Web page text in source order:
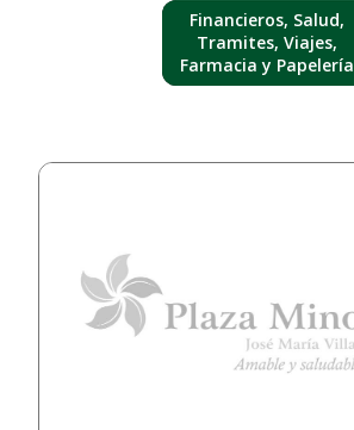
Financieros, Salud,
Tramites, Viajes,
Farmacia y Papelería